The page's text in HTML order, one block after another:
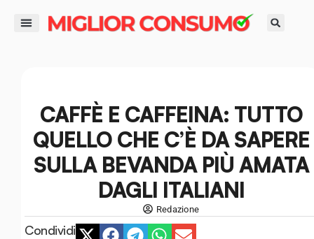
CAFFÈ E CAFFEINA: TUTTO
QUELLO CHE C’È DA SAPERE
SULLA BEVANDA PIÙ AMATA
DAGLI ITALIANI
Redazione
Condividi